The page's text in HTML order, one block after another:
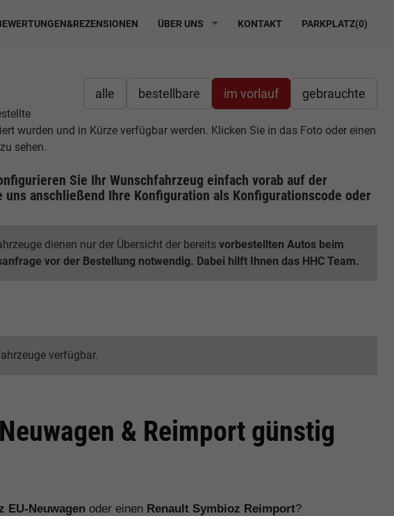
ÜBER UNS KONTAKT PARKPLATZ(0)
alle bestellbare im vorlauf gebrauchte
wurden und in Kürze verfügbar werden. Klicken Sie in das Foto oder einen
sehen.
Sie Ihr Wunschfahrzeug einfach vorab auf der
uns anschließend Ihre Konfiguration als Konfigurationscode oder
dienen nur der Übersicht der bereitsvorbestellten Autos beim
vor der Bestellung notwendig. Dabei hilft Ihnen das HHC Team.
verfügbar.
& Reimport günstig
EU-Neuwagen oder einen Renault Symbioz Reimport?